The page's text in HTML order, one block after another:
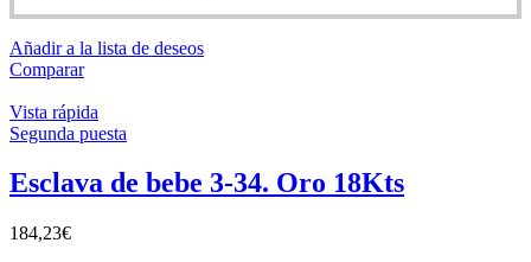
Añadir a la lista de deseos
Comparar
Vista rápida
Segunda puesta
Esclava de bebe 3-34. Oro 18Kts
184,23€